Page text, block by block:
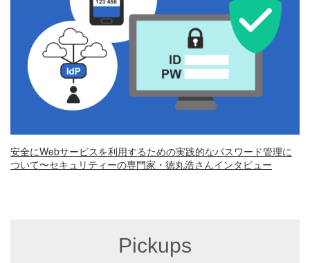
安全にWebサービスを利用するための実践的なパスワード管理に
ついて〜セキュリティーの専門家・徳丸浩さんインタビュー
Pickups